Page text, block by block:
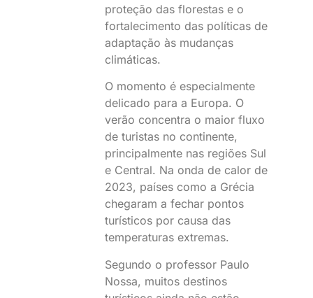
proteção das florestas e o
fortalecimento das políticas de
adaptação às mudanças
climáticas.
O momento é especialmente
delicado para a Europa. O
verão concentra o maior fluxo
de turistas no continente,
principalmente nas regiões Sul
e Central. Na onda de calor de
2023, países como a Grécia
chegaram a fechar pontos
turísticos por causa das
temperaturas extremas.
Segundo o professor Paulo
Nossa, muitos destinos